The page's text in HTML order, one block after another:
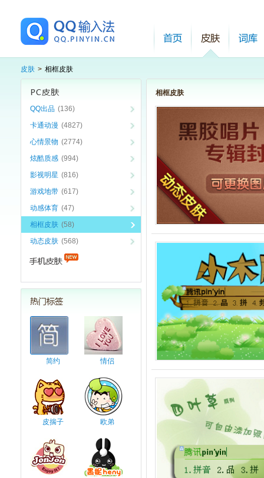
皮肤 > 相框皮肤
QQ出品 (136)
卡通动漫 (4827)
心情景物 (2774)
炫酷质感 (994)
影视明星 (816)
游戏地带 (617)
动感体育 (47)
相框皮肤 (58)
动态皮肤 (568)
简约 情侣
皮揣子 欧弟
相框皮肤